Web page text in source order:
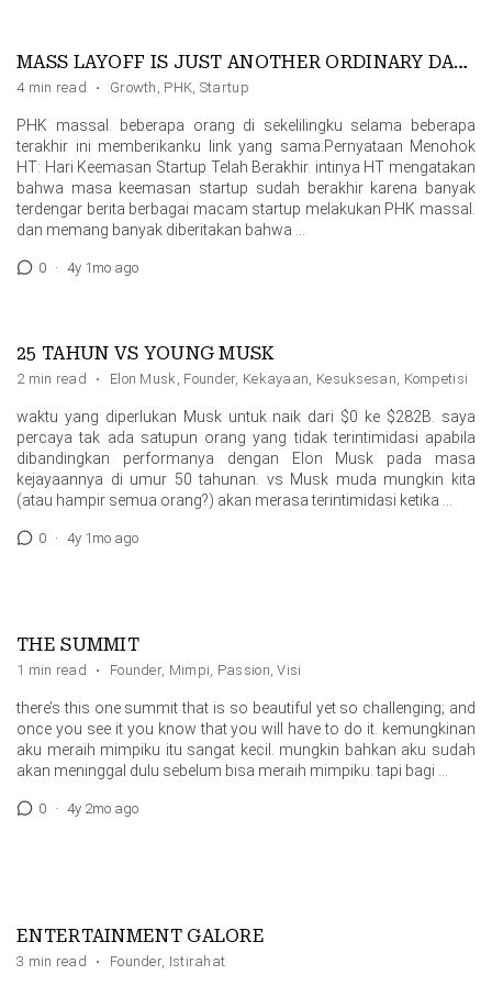
MASS LAYOFF IS JUST ANOTHER ORDINARY DAY FOR STARTUPS
4 min read · Growth , PHK, Startup
PHK massal. beberapa orang di sekelilingku selama beberapa
terakhir ini memberikanku link yang sama:Pernyataan Menohok
HT: Hari Keemasan Startup Telah Berakhir. intinya HT mengatakan
bahwa masa keemasan startup sudah berakhir karena banyak
terdengar berita berbagai macam startup melakukan PHK massal.
dan memang banyak diberitakan bahwa …
0 · 4y 1mo ago
25 TAHUN VS YOUNG MUSK
2 min read · Elon Musk , Founder, Kekayaan, Kesuksesan, Kompetisi
waktu yang diperlukan Musk untuk naik dari $0 ke $282B. saya
percaya tak ada satupun orang yang tidak terintimidasi apabila
dibandingkan performanya dengan Elon Musk pada masa
kejayaannya di umur 50 tahunan. vs Musk muda mungkin kita
(atau hampir semua orang?) akan merasa terintimidasi ketika …
0 · 4y 1mo ago
THE SUMMIT
1 min read · Founder, Mimpi, Passion,Visi
there’s this one summit that is so beautiful yet so challenging; and
once you see it you know that you will have to do it. kemungkinan
aku meraih mimpiku itu sangat kecil. mungkin bahkan aku sudah
akan meninggal dulu sebelum bisa meraih mimpiku. tapi bagi …
0 · 4y 2mo ago
ENTERTAINMENT GALORE
3 min read · Founder, Istirahat